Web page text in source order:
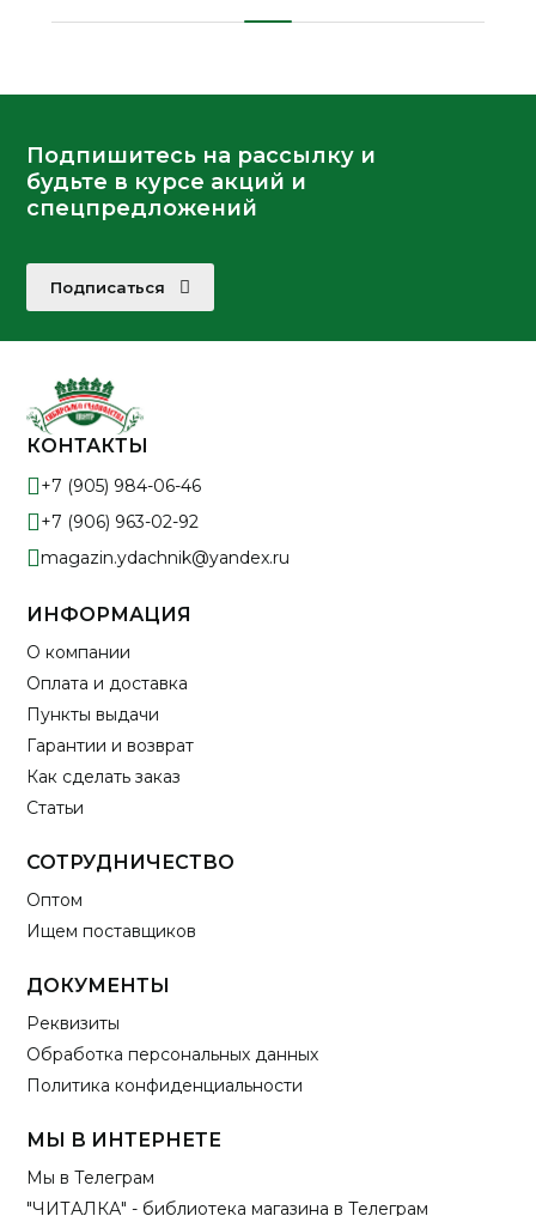
Подпишитесь на рассылку и
будьте в курсе акций и
спецпредложений
Подписаться
КОНТАКТЫ
+7 (905) 984-06-46
+7 (906) 963-02-92
magazin.ydachnik@yandex.ru
ИНФОРМАЦИЯ
О компании
Оплата и доставка
Пункты выдачи
Гарантии и возврат
Как сделать заказ
Статьи
СОТРУДНИЧЕСТВО
Оптом
Ищем поставщиков
ДОКУМЕНТЫ
Реквизиты
Обработка персональных данных
Политика конфиденциальности
МЫ В ИНТЕРНЕТЕ
Мы в Телеграм
"ЧИТАЛКА" - библиотека магазина в Телеграм